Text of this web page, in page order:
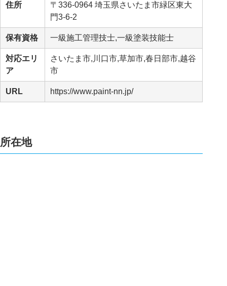
住所
〒336-0964 埼玉県さいたま市緑区東大
門3-6-2
保有資格 一級施工管理技士,一級塗装技能士
対応エリ
ア
さいたま市,川口市,草加市,春日部市,越谷
市
URL https://www.paint-nn.jp/
所在地